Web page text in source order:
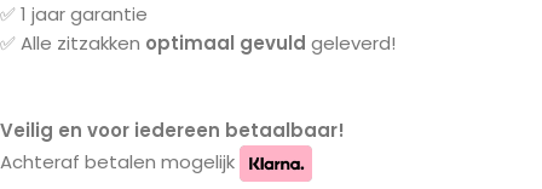
✅ 1 jaar garantie
✅ Alle zitzakken optimaal gevuld geleverd!
Veilig en voor iedereen betaalbaar!
Achteraf betalen mogelijk